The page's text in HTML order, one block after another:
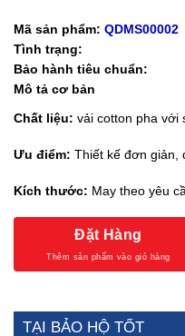
Mã sản phẩm: QDMS00002
Tình trạng:
Bảo hành tiêu chuẩn:
Mô tả cơ bản
Chất liệu: vải cotton pha với
Ưu điểm: Thiết kế đơn giản,
Kích thước: May theo yêu
Đặt Hàng
TẠI BẢO HỘ TỐT